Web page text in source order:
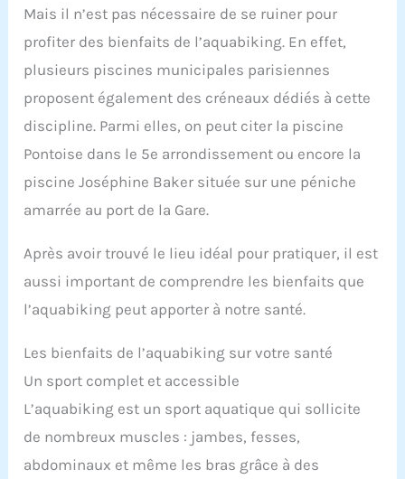
Mais il n’est pas nécessaire de se ruiner pour
profiter des bienfaits de l’aquabiking. En effet,
plusieurs piscines municipales parisiennes
proposent également des créneaux dédiés à cette
discipline. Parmi elles, on peut citer la piscine
Pontoise dans le 5e arrondissement ou encore la
piscine Joséphine Baker située sur une péniche
amarrée au port de la Gare.
Après avoir trouvé le lieu idéal pour pratiquer, il est
aussi important de comprendre les bienfaits que
l’aquabiking peut apporter à notre santé.
Les bienfaits de l’aquabiking sur votre santé
Un sport complet et accessible
L’aquabiking est un sport aquatique qui sollicite
de nombreux muscles : jambes, fesses,
abdominaux et même les bras grâce à des